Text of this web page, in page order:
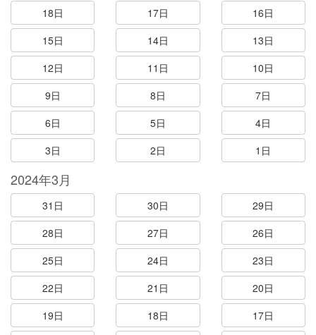
18日
17日
16日
15日
14日
13日
12日
11日
10日
9日
8日
7日
6日
5日
4日
3日
2日 1日
2024年3月
31日 30日
29日
28日
27日
26日
25日
24日
23日
22日
21日
20日
19日
18日
17日